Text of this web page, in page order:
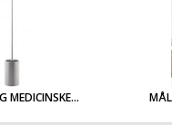
MEDICINSKE...